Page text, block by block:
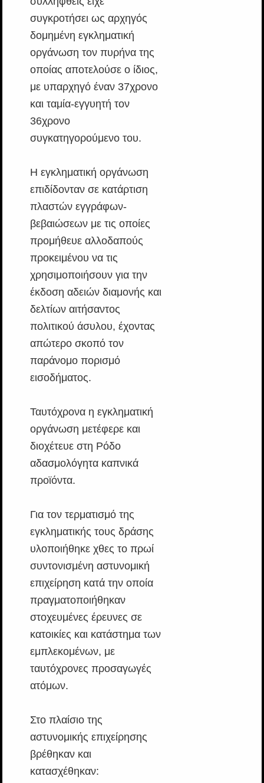
συγκροτήσει ως αρχηγός
δομημένη εγκληματική
οργάνωση τον πυρήνα της
οποίας αποτελούσε ο ίδιος,
με υπαρχηγό έναν 37χρονο
και ταμία-εγγυητή τον
36χρονο
συγκατηγορούμενο του.
Η εγκληματική οργάνωση
επιδίδονταν σε κατάρτιση
πλαστών εγγράφων-
βεβαιώσεων με τις οποίες
προμήθευε αλλοδαπούς
προκειμένου να τις
χρησιμοποιήσουν για την
έκδοση αδειών διαμονής και
δελτίων αιτήσαντος
πολιτικού άσυλου, έχοντας
απώτερο σκοπό τον
παράνομο πορισμό
εισοδήματος.
Ταυτόχρονα η εγκληματική
οργάνωση μετέφερε και
διοχέτευε στη Ρόδο
αδασμολόγητα καπνικά
προϊόντα.
Για τον τερματισμό της
εγκληματικής τους δράσης
υλοποιήθηκε χθες το πρωί
συντονισμένη αστυνομική
επιχείρηση κατά την οποία
πραγματοποιήθηκαν
στοχευμένες έρευνες σε
κατοικίες και κατάστημα των
εμπλεκομένων, με
ταυτόχρονες προσαγωγές
ατόμων.
Στο πλαίσιο της
αστυνομικής επιχείρησης
βρέθηκαν και
κατασχέθηκαν: